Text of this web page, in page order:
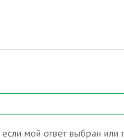
мой ответ выбран или